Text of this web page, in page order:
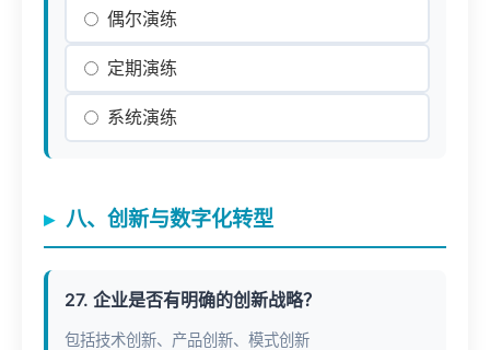
偶尔演练
定期演练
系统演练
八、创新与数字化转型
27. 企业是否有明确的创新战略？
包括技术创新、产品创新、模式创新